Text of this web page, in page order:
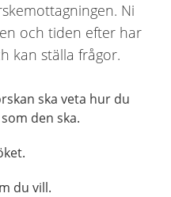
Ni
och tiden efter har
kan ställa frågor.
ska veta hur du
den ska.
du vill.